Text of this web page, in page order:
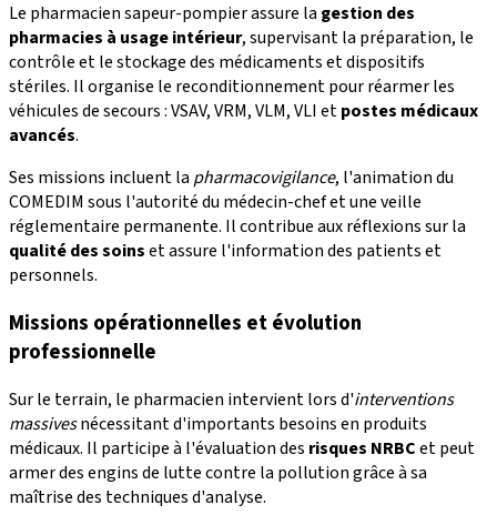
Le pharmacien sapeur-pompier assure la gestion des
pharmacies à usage intérieur, supervisant la préparation, le
contrôle et le stockage des médicaments et dispositifs
stériles. Il organise le reconditionnement pour réarmer les
véhicules de secours : VSAV, VRM, VLM, VLI etpostes médicaux
avancés.
Ses missions incluent la pharmacovigilance, l'animation du
COMEDIM sous l'autorité du médecin-chef et une veille
réglementaire permanente. Il contribue aux réflexions sur la
qualité des soinset assure l'information des patients et
personnels.
Missions opérationnelles et évolution
professionnelle
Sur le terrain, le pharmacien intervient lors d'interventions
massivesnécessitant d'importants besoins en produits
médicaux. Il participe à l'évaluation des risques NRBCet peut
armer des engins de lutte contre la pollution grâce à sa
maîtrise des techniques d'analyse.